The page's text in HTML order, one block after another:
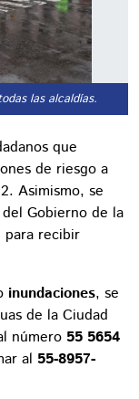
las alcaldías.
que
de riesgo a
Asimismo, se
Gobierno de la
para recibir
inundaciones, se
de la Ciudad
número 55 5654
al 55-8957-